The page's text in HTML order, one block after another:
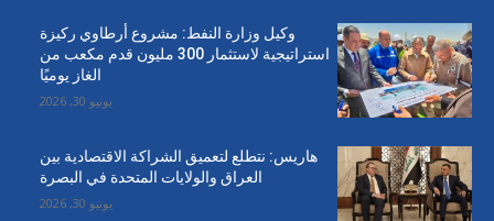
وكيل وزارة النفط: مشروع أرطاوي ركيزة
استراتيجية لاستثمار 300 مليون قدم مكعب من
الغاز يوميًا
يونيو 30, 2026
هاريس: نتطلع لتعميق الشراكة الاقتصادية بين
العراق والولايات المتحدة في البصرة
يونيو 30, 2026